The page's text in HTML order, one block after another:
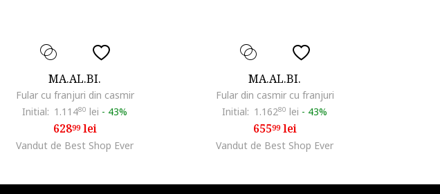
MA.AL.BI.
Fular cu franjuri din casmir
Initial: 1.11480 lei - 43%
62899lei
Vandut de Best Shop Ever
MA.AL.BI.
Fular din casmir cu franjuri
Initial: 1.16280 lei - 43%
65599lei
Vandut de Best Shop Ever